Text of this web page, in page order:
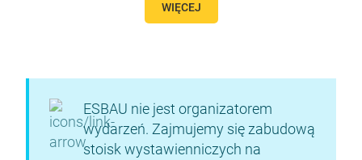
WIĘCEJ
ESBAU nie jest organizatorem
wydarzeń. Zajmujemy się zabudową
stoisk wystawienniczych na